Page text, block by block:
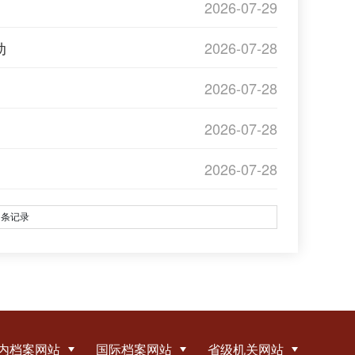
2026-07-29
2026-07-28
2026-07-28
2026-07-28
2026-07-28
记录
档案网站 国际档案网站 省级机关网站